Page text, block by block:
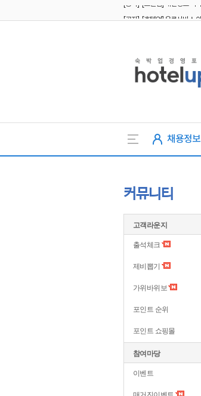
채용정보
커뮤니티
고객라운지
출석체크
제비뽑기
가위바위보
포인트 순위
포인트 쇼핑몰
참여마당
이벤트